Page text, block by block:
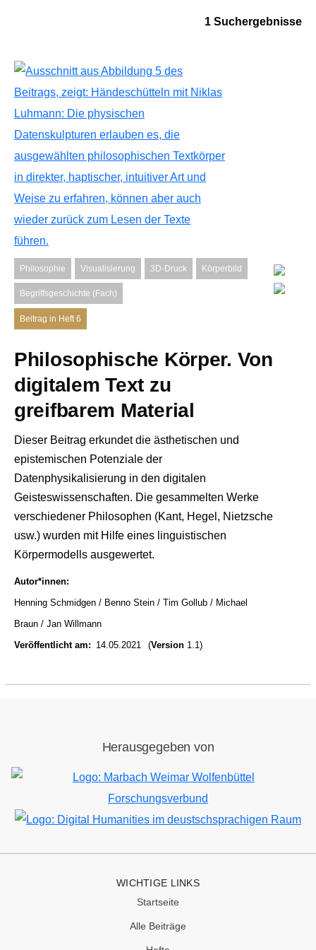
1 Suchergebnisse
Philosophie Visualisierung 3D-Druck Körperbild
Begriffsgeschichte (Fach)
Beitrag in Heft 6
Philosophische Körper. Von
digitalem Text zu
greifbarem Material
Dieser Beitrag erkundet die ästhetischen und
epistemischen Potenziale der
Datenphysikalisierung in den digitalen
Geisteswissenschaften. Die gesammelten Werke
verschiedener Philosophen (Kant, Hegel, Nietzsche
usw.) wurden mit Hilfe eines linguistischen
Körpermodells ausgewertet.
Autor*innen
Henning Schmidgen
Benno Stein Tim Gollub
Michael
Braun
Jan Willmann
Veröffentlicht am
14.05.2021 (Version 1.1)
Herausgegeben von
Bild
Bild
WICHTIGE LINKS
Startseite
Alle Beiträge